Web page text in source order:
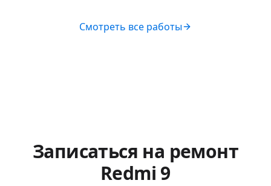
Смотреть все работы
Записаться на ремонт
Redmi 9